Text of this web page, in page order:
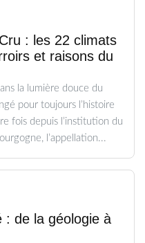
: les 22 climats
et raisons du
la lumière douce du
pour toujours l’histoire
fois depuis l’institution du
l’appellation...
: de la géologie à